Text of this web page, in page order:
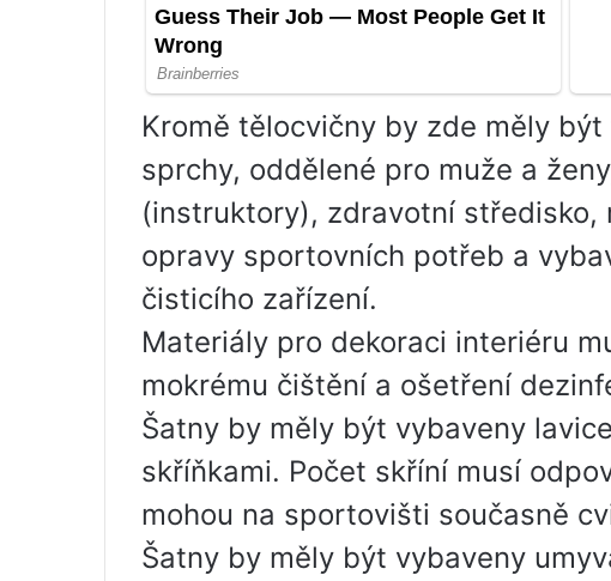
Kromě tělocvičny by zde měly
sprchy, oddělené pro muže a
(instruktory), zdravotní středisko,
opravy sportovních potřeb a
čisticího zařízení.
Materiály pro dekoraci interiéru
mokrému čištění a ošetření
Šatny by měly být vybaveny
skříňkami. Počet skříní musí
mohou na sportovišti současně
Šatny by měly být vybaveny